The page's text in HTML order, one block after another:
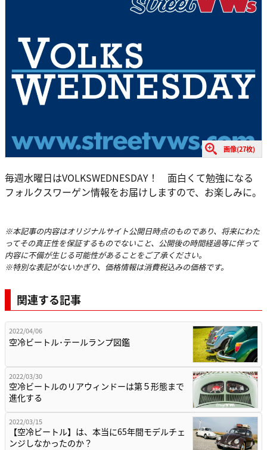
画像(27枚)
毎週水曜日はVOLKSWEDNESDAY！ 面白くて勉強になる
フォルクスワーゲン情報をお届けしますので、お楽しみに。
※本記事の内容はオリジナルサイト公開日時点のものであり、将来にわた
ってその真正性を保証するものでないこと、公開後の時間経過等に伴って
内容に不備が生じる可能性があることをご了承ください。
※特別な表記がないかぎり、価格情報は消費税込みの価格です。
関連する記事
2022/04/06
空冷ビートル･テールランプ図鑑
2022/03/30
空冷ビートルのリアウィンドーは第５形態まで
進化する
2022/03/15
【空冷ビートル】は、本当に65年間モデルチェ
ンジしなかったのか？